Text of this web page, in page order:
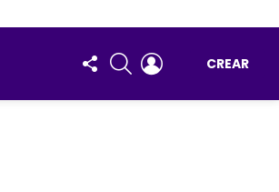
FOLLOW
US
BUSCAR
CREAR